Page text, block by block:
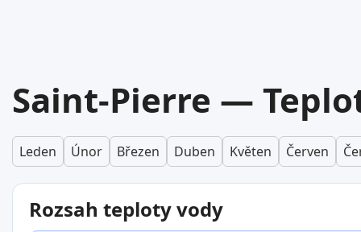
Saint-Pierre —
Leden Únor Březen Duben Květen Červen
Rozsah teploty vody